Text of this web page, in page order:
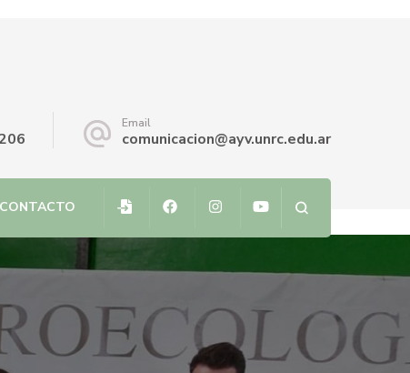
Email
comunicacion@ayv.unrc.edu.ar
CONTACTO